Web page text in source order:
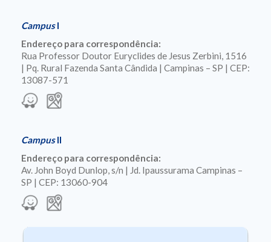
CampusI
Endereço para correspondência:
Rua Professor Doutor Euryclides de Jesus Zerbini, 1516
| Pq. Rural Fazenda Santa Cândida | Campinas – SP | CEP:
13087-571
CampusII
Endereço para correspondência:
Av. John Boyd Dunlop, s/n | Jd. Ipaussurama Campinas –
SP | CEP: 13060-904